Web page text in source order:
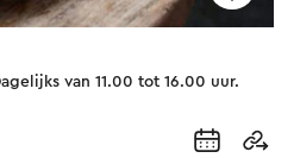
van 11.00 tot 16.00 uur.